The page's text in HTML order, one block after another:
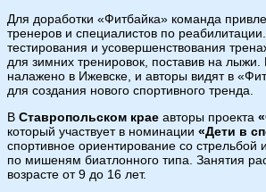
Для доработки «Фитбайка» команда
тренеров и специалистов по
тестирования и усовершенствования
для зимних тренировок, поставив на лыжи.
налажено в Ижевске, и авторы видят в
для создания нового спортивного тренда.
В Ставропольском крае авторы проекта
который участвует в номинации «Дети в
спортивное ориентирование со стрельбой
по мишеням биатлонного типа. Занятия
возрасте от 9 до 16 лет.